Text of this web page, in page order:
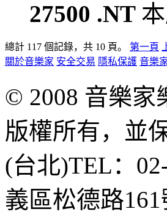
27500 .NT
總計 117 個記錄，共 10 頁。 第一頁
關於音樂家 安全交易 隱私保護 音樂
© 2008 音樂家
版權所有，並
(台北)TEL：
義區松德路161